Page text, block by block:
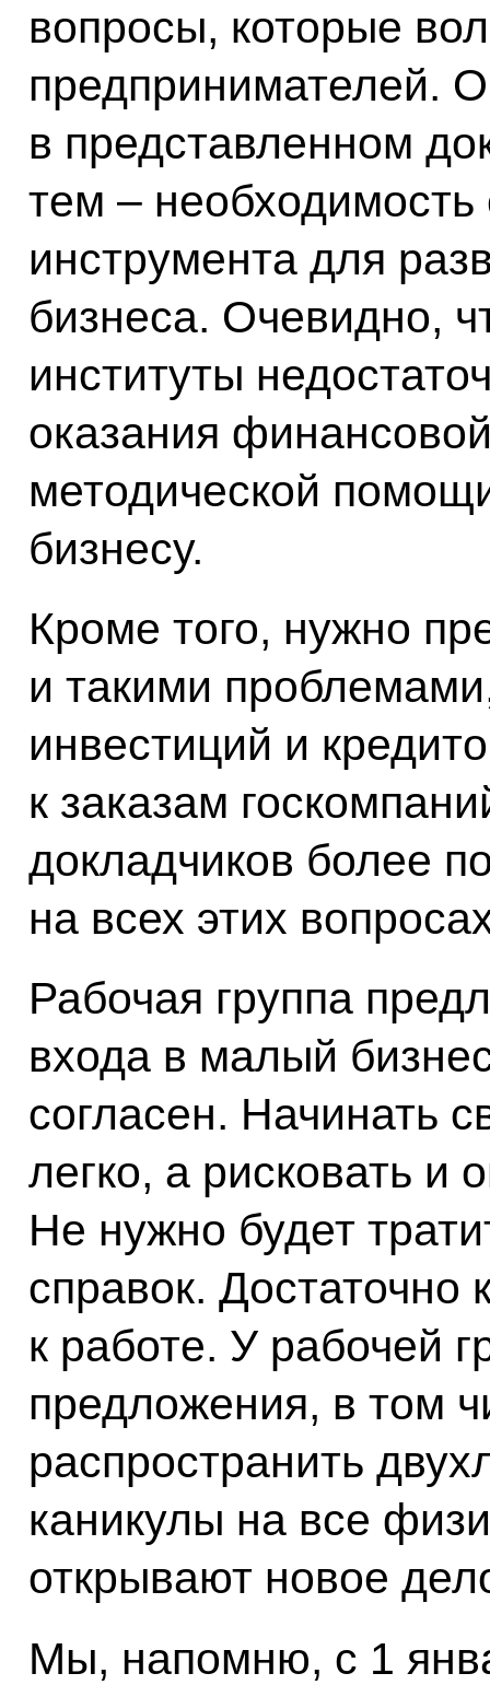
вопросы, которые
предпринимателей.
в представленном
тем –
инструмента для
бизнеса. Очевидно,
институты
оказания
методической
бизнесу.
Кроме того, нужно
и такими
инвестиций и
к заказам
докладчиков более
на всех этих
Рабочая группа
входа в малый
согласен. Начинать
легко, а рисковать и
Не нужно будет
справок. Достаточно
к работе. У рабочей
предложения, в том
распространить
каникулы на все
открывают новое
Мы, напомню, с 1